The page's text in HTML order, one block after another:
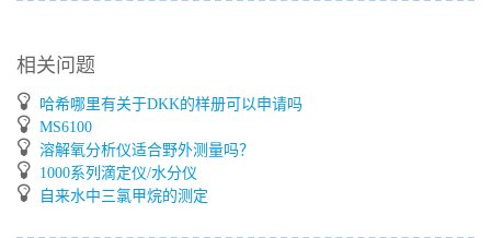
相关问题
哈希哪里有关于DKK的样册可以申请吗
MS6100
溶解氧分析仪适合野外测量吗？
1000系列滴定仪/水分仪
自来水中三氯甲烷的测定